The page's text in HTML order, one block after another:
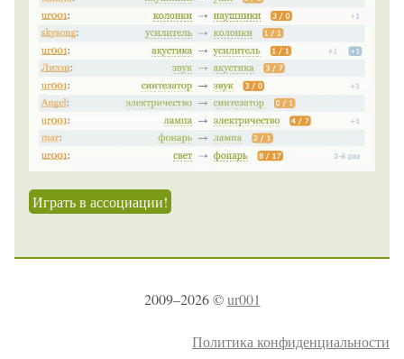
Играть в ассоциации!
2009–2026 ©ur001
Политика конфиденциальности